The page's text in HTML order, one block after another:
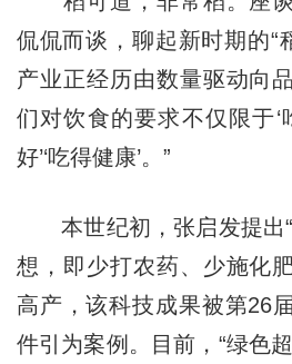
侃侃而谈，聊起新时期的“
产业正经历由数量驱动向
们对饮食的要求不仅限于‘
好’‘吃得健康’。”
本世纪初，张启发提出“
想，即少打农药、少施化
高产，该科技成果被第26
件引为案例。目前，“绿色